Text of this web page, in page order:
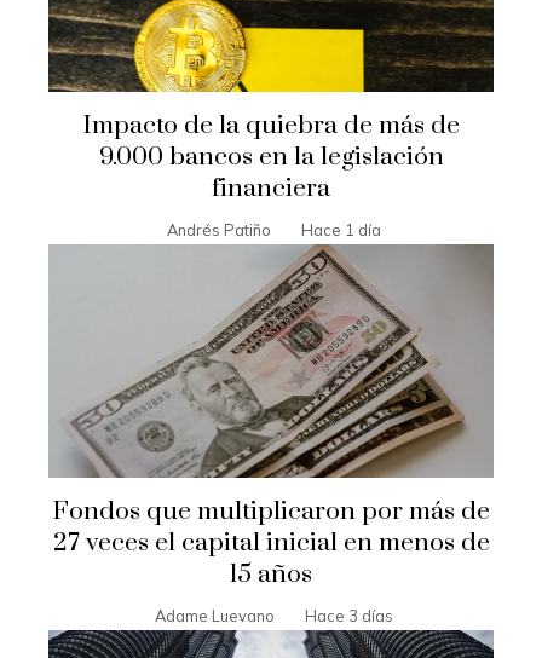
Impacto de la quiebra de más de
9.000 bancos en la legislación
financiera
Andrés Patiño Hace 1 día
Fondos que multiplicaron por más de
27 veces el capital inicial en menos de
15 años
Adame Luevano Hace 3 días